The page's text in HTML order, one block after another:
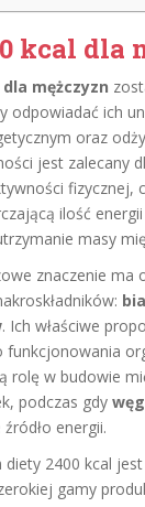
kcal dla
mężczyzn
odpowiadać ich
oraz
jest zalecany
fizycznej,
ilość
masy
znaczenie ma
. Ich właściwe
funkcjonowania
rolę w budowie
podczas gdy
energii.
2400 kcal
gamy